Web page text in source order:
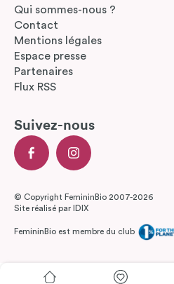
Qui sommes-nous ?
Contact
Mentions légales
Espace presse
Partenaires
Flux RSS
Suivez-nous
© Copyright FemininBio 2007-2026
Site réalisé par
IDIX
FemininBio est membre du club